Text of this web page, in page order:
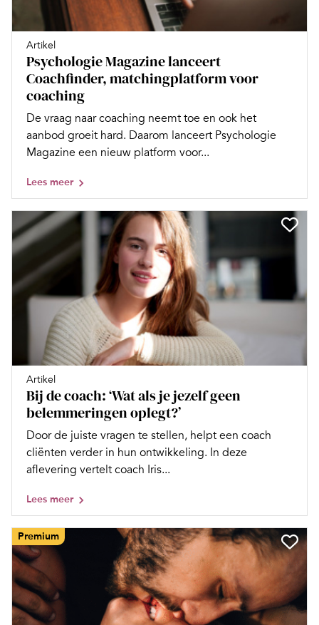
Artikel
Psychologie Magazine lanceert
Coachfinder, matchingplatform voor
coaching
De vraag naar coaching neemt toe en ook het
aanbod groeit hard. Daarom lanceert Psychologie
Magazine een nieuw platform voor...
Lees meer
Artikel
Bij de coach: ‘Wat als je jezelf geen
belemmeringen oplegt?’
Door de juiste vragen te stellen, helpt een coach
cliënten verder in hun ontwikkeling. In deze
aflevering vertelt coach Iris...
Lees meer
Premium